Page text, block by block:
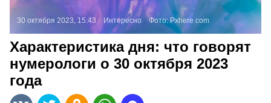
30 октября 2023, 15:43 Интересно Фото:Pxhere.com
Характеристика дня: что говорят
нумерологи о 30 октября 2023
года